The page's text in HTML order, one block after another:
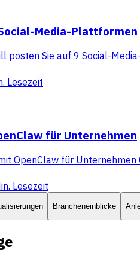
Media-
posten Sie auf 9 Social-
Lesezeit
für Unternehmen
OpenClaw für
Lesezeit
Brancheneinblicke